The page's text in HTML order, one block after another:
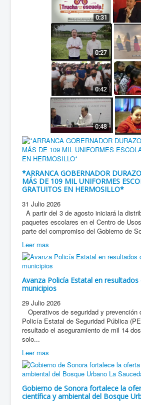
*ARRANCA GOBERNADOR
MÁS DE 109 MIL UNIFORMES
GRATUITOS EN HERMOSILLO*
31 Julio 2026
A partir del 3 de agosto iniciará la
paquetes escolares en el Centro de
parte del compromiso del Gobierno de
Leer mas
Avanza Policía Estatal en
municipios
29 Julio 2026
Operativos de seguridad y prevención
Policía Estatal de Seguridad Pública
resultado el aseguramiento de mil 14
solo...
Leer mas
Gobierno de Sonora fortalece la
científica y ambiental del Bosque